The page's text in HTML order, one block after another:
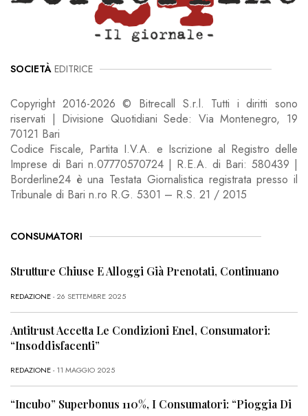
SOCIETÀ EDITRICE
Copyright 2016-2026 © Bitrecall S.r.l. Tutti i diritti sono
riservati | Divisione Quotidiani Sede: Via Montenegro, 19
70121 Bari
Codice Fiscale, Partita I.V.A. e Iscrizione al Registro delle
Imprese di Bari n.07770570724 | R.E.A. di Bari: 580439 |
Borderline24 è una Testata Giornalistica registrata presso il
Tribunale di Bari n.ro R.G. 5301 – R.S. 21 / 2015
CONSUMATORI
Strutture Chiuse E Alloggi Già Prenotati, Continuano
REDAZIONE- 26 SETTEMBRE 2025
Antitrust Accetta Le Condizioni Enel, Consumatori:
“Insoddisfacenti”
REDAZIONE- 11 MAGGIO 2025
“Incubo” Superbonus 110%, I Consumatori: “Pioggia Di